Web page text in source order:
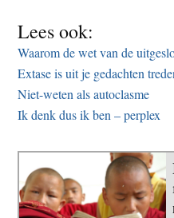
Lees ook:
Waarom de wet van de
Extase is uit je gedachten
Niet-weten als autoclasme
Ik denk dus ik ben – perplex